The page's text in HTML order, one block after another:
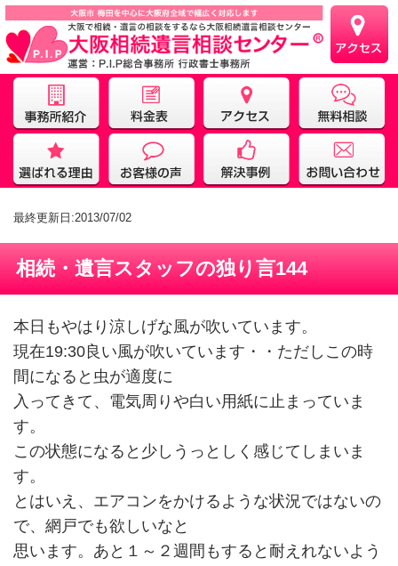
最終更新日:2013/07/02
相続・遺言スタッフの独り言144
本日もやはり涼しげな風が吹いています。
現在19:30良い風が吹いています・・ただしこの時
間になると虫が適度に
入ってきて、電気周りや白い用紙に止まっていま
す。
この状態になると少しうっとしく感じてしまいま
す。
とはいえ、エアコンをかけるような状況ではないの
で、網戸でも欲しいなと
思います。あと１～２週間もすると耐えれないよう